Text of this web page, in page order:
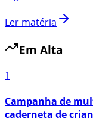
Ler matéria
Em Alta
1
Campanha de
caderneta de